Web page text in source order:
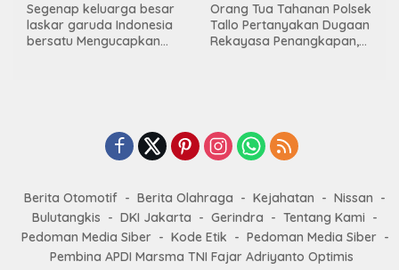
Segenap keluarga besar
laskar garuda Indonesia
bersatu Mengucapkan
Orang Tua Tahanan Polsek
Tallo Pertanyakan Dugaan
Rekayasa Penangkapan,
Berita Otomotif Berita Olahraga Kejahatan
Nissan
Bulutangkis
DKI Jakarta Gerindra
Tentang Kami
Pedoman Media Siber
Kode Etik
Pedoman Media Siber
Pembina APDI Marsma TNI Fajar Adriyanto Optimis